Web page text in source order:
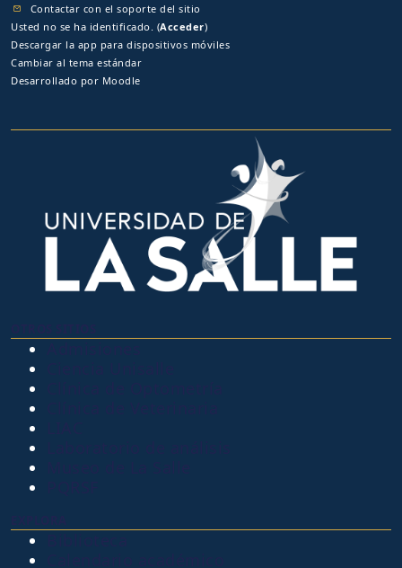
Contactar con el soporte del sitio
Usted no se ha identificado. (Acceder)
Descargar la app para dispositivos móviles
Cambiar al tema estándar
Desarrollado por Moodle